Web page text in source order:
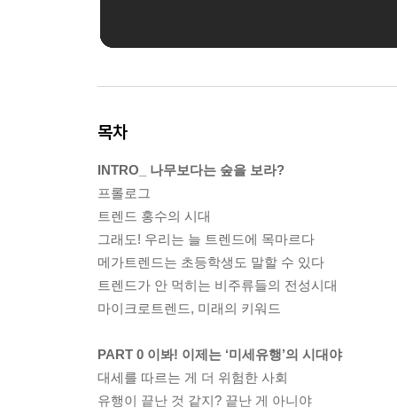
목차
INTRO_ 나무보다는 숲을 보라?
프롤로그
트렌드 홍수의 시대
그래도! 우리는 늘 트렌드에 목마르다
메가트렌드는 초등학생도 말할 수 있다
트렌드가 안 먹히는 비주류들의 전성시대
마이크로트렌드, 미래의 키워드
PART 0 이봐! 이제는 ‘미세유행’의 시대야
대세를 따르는 게 더 위험한 사회
유행이 끝난 것 같지? 끝난 게 아니야